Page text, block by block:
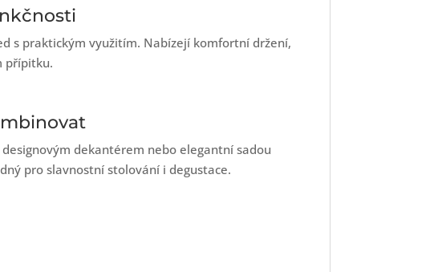
s praktickým využitím. Nabízejí komfortní držení,
přípitku.
dekantérem nebo elegantní sadou
pro slavnostní stolování i degustace.